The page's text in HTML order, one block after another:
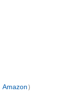
Amazon）